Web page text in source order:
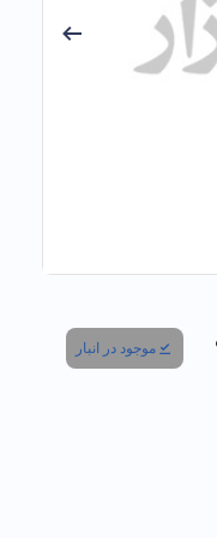
موجود در انبار